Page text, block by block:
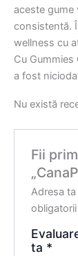
aceste gume
consistentă.
wellness cu
Cu
a fost
Nu există
Fii
Adresa
ta *